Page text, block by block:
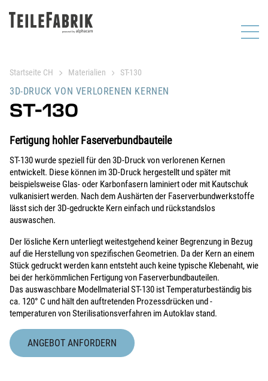
Startseite CH Materialien ST-130
3D-DRUCK VON VERLORENEN KERNEN
ST-130
Fertigung hohler Faserverbundbauteile
ST-130 wurde speziell für den 3D-Druck von verlorenen Kernen
entwickelt. Diese können im 3D-Druck hergestellt und später mit
beispielsweise Glas- oder Karbonfasern laminiert oder mit Kautschuk
vulkanisiert werden. Nach dem Aushärten der Faserverbundwerkstoffe
lässt sich der 3D-gedruckte Kern einfach und rückstandslos
auswaschen.
Der lösliche Kern unterliegt weitestgehend keiner Begrenzung in Bezug
auf die Herstellung von spezifischen Geometrien. Da der Kern an einem
Stück gedruckt werden kann entsteht auch keine typische Klebenaht, wie
bei der herkömmlichen Fertigung von Faserverbundbauteilen.
Das auswaschbare Modellmaterial ST-130 ist Temperaturbeständig bis
ca. 120° C und hält den auftretenden Prozessdrücken und -
temperaturen von Sterilisationsverfahren im Autoklav stand.
ANGEBOT ANFORDERN